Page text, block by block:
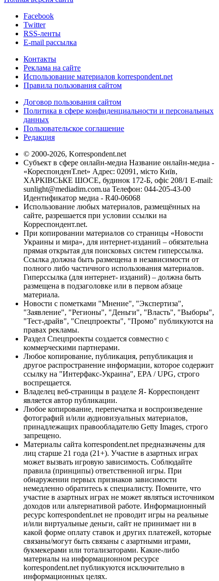
Facebook
Twitter
RSS-ленты
E-mail рассылка
Контакты
Реклама на сайте
Использование материалов korrespondent.net
Правила пользования сайтом
Договор пользования сайтом
Политика в сфере конфиденциальности и персональных
данных
Пользовательское соглашение
Редакция
© 2000-2026, Korrespondent.net
Субъект в сфере онлайн-медиа Название онлайн-медиа -
«КореспонденТ.net» Адрес: 02091, місто Київ,
ХАРКІВСЬКЕ ШОСЕ, будинок 172-Б, офіс 208/1 E-mail:
sunlight@mediadim.com.ua Телефон: 044-205-43-00
Идентификатор медиа - R40-06068
Использование любых материалов, размещённых на
сайте, разрешается при условии ссылки на
Корреспондент.net.
При копировании материалов со страницы «Новости
Украины и мира», для интернет-изданий – обязательна
прямая открытая для поисковых систем гиперссылка.
Ссылка должна быть размещена в независимости от
полного либо частичного использования материалов.
Гиперссылка (для интернет- изданий) – должна быть
размещена в подзаголовке или в первом абзаце
материала.
Новости с пометками "Мнение", "Экспертиза",
"Заявление", "Регионы", "Деньги", "Власть", "Выборы",
"Тест-драйв", "Спецпроекты", "Промо" публикуются на
правах рекламы.
Раздел Спецпроекты создается совместно с
коммерческими партнерами.
Любое копирование, публикация, републикация и
другое распространение информации, которое содержит
ссылку на "Интерфакс-Украина", EPA / UPG, строго
воспрещается.
Владелец веб-страницы в разделе Я- Корреспондент
является автор публикации.
Любое копирование, перепечатка и воспроизведение
фотографий и/или аудиовизуальных материалов,
принадлежащих правообладателю Getty Images, строго
запрещено.
Материалы сайта korrespondent.net предназначены для
лиц старше 21 года (21+). Участие в азартных играх
может вызвать игровую зависимость. Соблюдайте
правила (принципы) ответственной игры. При
обнаружении первых признаков зависимости
немедленно обратитесь к специалисту. Помните, что
участие в азартных играх не может являться источником
доходов или альтернативой работе. Информационный
ресурс korrespondent.net не проводит игры на реальные
и/или виртуальные деньги, сайт не принимает ни в
какой форме оплату ставок и других платежей, которые
связаны/могут быть связаны с азартными играми,
букмекерами или тотализаторами. Какие-либо
материалы на информационном ресурсе
korrespondent.net публикуются исключительно в
информационных целях.